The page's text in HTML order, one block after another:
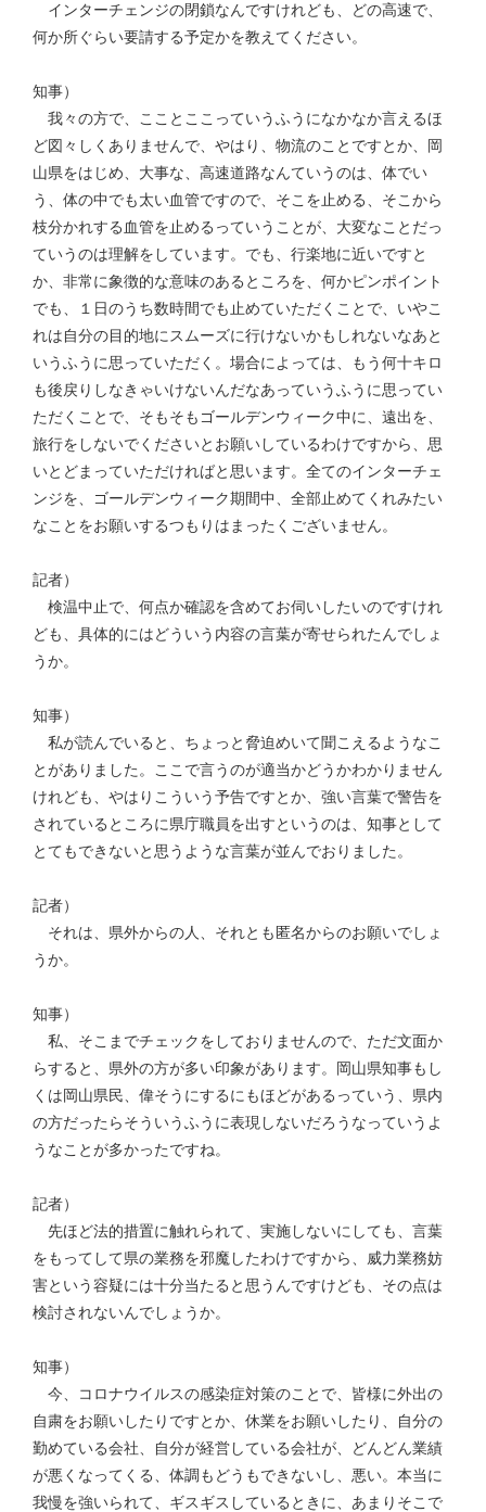
インターチェンジの閉鎖なんですけれども、どの高速で、
何か所ぐらい要請する予定かを教えてください。
知事）
我々の方で、こことここっていうふうになかなか言えるほ
ど図々しくありませんで、やはり、物流のことですとか、岡
山県をはじめ、大事な、高速道路なんていうのは、体でい
う、体の中でも太い血管ですので、そこを止める、そこから
枝分かれする血管を止めるっていうことが、大変なことだっ
ていうのは理解をしています。でも、行楽地に近いですと
か、非常に象徴的な意味のあるところを、何かピンポイント
でも、１日のうち数時間でも止めていただくことで、いやこ
れは自分の目的地にスムーズに行けないかもしれないなあと
いうふうに思っていただく。場合によっては、もう何十キロ
も後戻りしなきゃいけないんだなあっていうふうに思ってい
ただくことで、そもそもゴールデンウィーク中に、遠出を、
旅行をしないでくださいとお願いしているわけですから、思
いとどまっていただければと思います。全てのインターチェ
ンジを、ゴールデンウィーク期間中、全部止めてくれみたい
なことをお願いするつもりはまったくございません。
記者）
検温中止で、何点か確認を含めてお伺いしたいのですけれ
ども、具体的にはどういう内容の言葉が寄せられたんでしょ
うか。
知事）
私が読んでいると、ちょっと脅迫めいて聞こえるようなこ
とがありました。ここで言うのが適当かどうかわかりません
けれども、やはりこういう予告ですとか、強い言葉で警告を
されているところに県庁職員を出すというのは、知事として
とてもできないと思うような言葉が並んでおりました。
記者）
それは、県外からの人、それとも匿名からのお願いでしょ
うか。
知事）
私、そこまでチェックをしておりませんので、ただ文面か
らすると、県外の方が多い印象があります。岡山県知事もし
くは岡山県民、偉そうにするにもほどがあるっていう、県内
の方だったらそういうふうに表現しないだろうなっていうよ
うなことが多かったですね。
記者）
先ほど法的措置に触れられて、実施しないにしても、言葉
をもってして県の業務を邪魔したわけですから、威力業務妨
害という容疑には十分当たると思うんですけども、その点は
検討されないんでしょうか。
知事）
今、コロナウイルスの感染症対策のことで、皆様に外出の
自粛をお願いしたりですとか、休業をお願いしたり、自分の
勤めている会社、自分が経営している会社が、どんどん業績
が悪くなってくる、体調もどうもできないし、悪い。本当に
我慢を強いられて、ギスギスしているときに、あまりそこで